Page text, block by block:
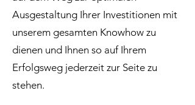
Ausgestaltung Ihrer Investitionen mit
unserem gesamten Knowhow zu
dienen und Ihnen so auf Ihrem
Erfolgsweg jederzeit zur Seite zu
stehen.